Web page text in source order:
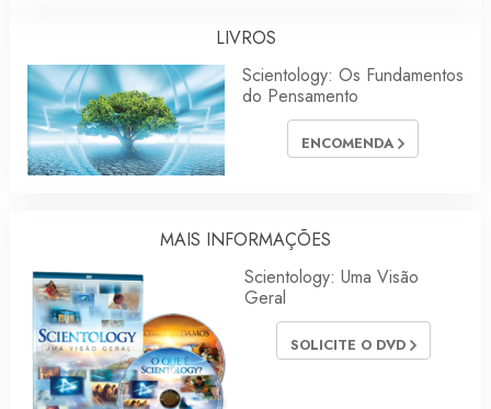
LIVROS
Scientology: Os Fundamentos
do Pensamento
ENCOMENDA
MAIS INFORMAÇÕES
Scientology: Uma Visão
Geral
SOLICITE O DVD